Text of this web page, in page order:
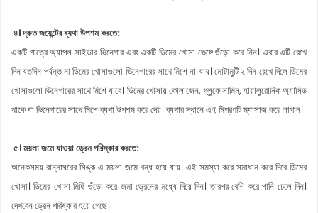
৪। দ্রুত জয়েন্টের ব্যথা উপশম করতে:
একটি পাত্রে অ্যাপল সাইডার ভিনেগার এবং একটি ডিমের খোসা ভেঙ্গে গুঁড়ো করে নিন। এবার এটি রেখে
দিন যতদিন পর্যন্ত না ডিমের খোসাগুলো ভিনেগারের সাথে মিশে না যায়। মোটামুটি ২ দিন রেখে দিলে ডিমের
খোসাগুলো ভিনেগারের সাথে মিশে যাবে। ডিমের খোসায় কোলাজেন, গ্লুকোসামিন, হায়ালুরোনিক অ্যাসিড
থাকে যা ভিনেগারের সাথে মিশে ব্যথা উপশম করে দেয়। ব্যথার স্থানে এই মিশ্রণটি ম্যাসাজ করে লাগান।
৫। ময়লা জমে যাওয়া ড্রেন পরিস্কার করতে:
অনেকসময় রান্নাঘরের সিঙ্ক এ ময়লা জমে বন্ধ হয়ে যায়। এই সমস্যা করে সমাধান করে দিবে ডিমের
খোসা। ডিমের খোসা মিহি গুঁড়ো করে জমা ড্রেনের মধ্যে দিয়ে দিন। তারপর বেশি করে পানি ঢেলে দিন।
দেখবেন ড্রেন পরিষ্কার হয়ে গেছে।